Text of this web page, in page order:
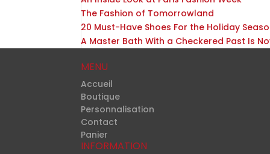
The Fashion of Tomorrowland
20 Must-Have Shoes For the Holiday
A Master Bath With a Checkered Past Is
MENU
Accueil
Boutique
Personnalisation
Contact
Panier
INFORMATION